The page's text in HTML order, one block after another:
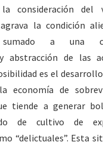
consideración del
la condición
a una
abstracción de las
es el
economía de
tiende a generar
de cultivo de
“delictuales”. Esta